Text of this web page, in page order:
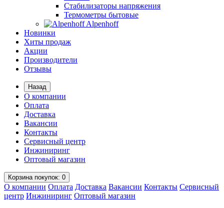
Стабилизаторы напряжения
Термометры бытовые
Alpenhoff
Новинки
Хиты продаж
Акции
Производители
Отзывы
Назад
О компании
Оплата
Доставка
Вакансии
Контакты
Сервисный центр
Инжиниринг
Оптовый магазин
Корзинапокупок: 0
О компании Оплата Доставка Вакансии Контакты Сервисный
центр Инжиниринг Оптовый магазин